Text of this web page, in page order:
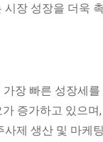
장 성장을 더욱
장 빠른 성장세
증가하고 있으며
제 생산 및 마케